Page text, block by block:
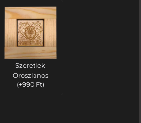
Szeretlek
Oroszlános
(+990 Ft)